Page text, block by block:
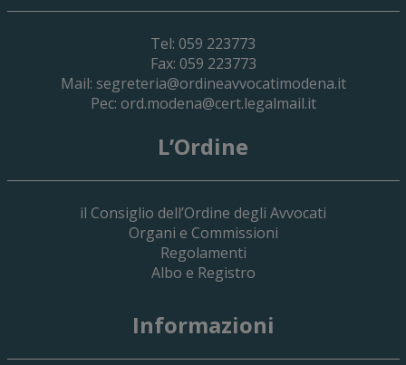
19 Giugno 2026
Tel: 059 223773
Fax: 059 223773
Mail: segreteria@ordineavvocatimodena.it
Pec: ord.modena@cert.legalmail.it
L’Ordine
il Consiglio dell’Ordine degli Avvocati
Organi e Commissioni
Regolamenti
Albo e Registro
Informazioni